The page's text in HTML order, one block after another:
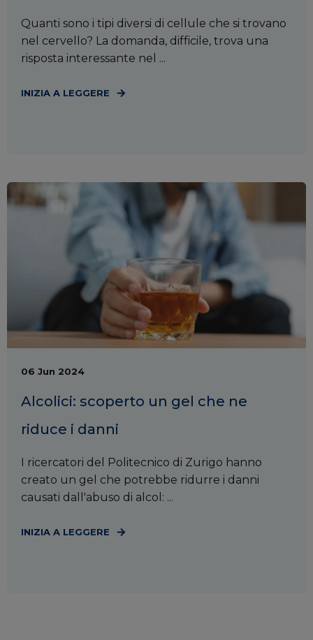
Quanti sono i tipi diversi di cellule che si trovano
nel cervello? La domanda, difficile, trova una
risposta interessante nel ...
INIZIA A LEGGERE
06 Jun 2024
Alcolici: scoperto un gel che ne
riduce i danni
I ricercatori del Politecnico di Zurigo hanno
creato un gel che potrebbe ridurre i danni
causati dall'abuso di alcol: ...
INIZIA A LEGGERE